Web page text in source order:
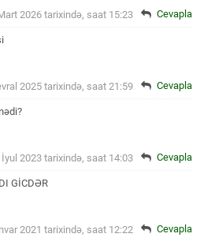
2026 tarixində, saat 15:23 Cevapla
2025 tarixində, saat 21:59 Cevapla
İyul 2023 tarixində, saat 14:03
GİCDƏR
Cevapla
2021 tarixində, saat 12:22 Cevapla